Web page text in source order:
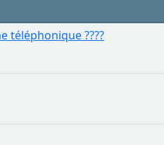
téléphonique ????